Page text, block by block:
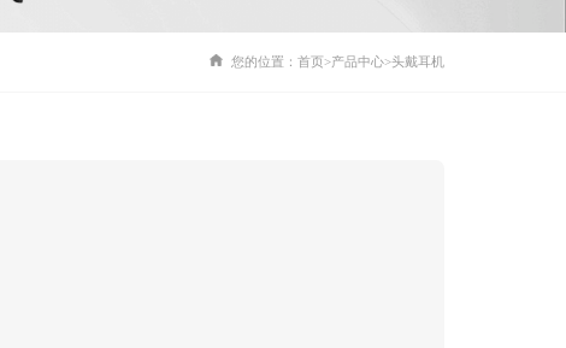
您的位置：首页>产品中心>头戴耳机